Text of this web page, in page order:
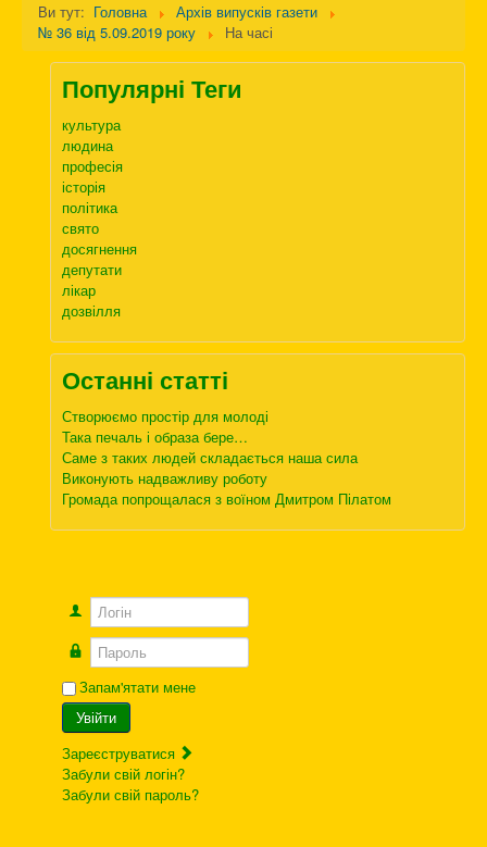
Ви тут: Головна
Архів випусків газети
№ 36 від 5.09.2019 року
На часі
Популярні Теги
культура
людина
професія
історія
політика
свято
досягнення
депутати
лікар
дозвілля
Останні статті
Створюємо простір для молоді
Така печаль і образа бере…
Саме з таких людей складається наша сила
Виконують надважливу роботу
Громада попрощалася з воїном Дмитром Пілатом
Логін
Пароль
Запам'ятати мене
Увійти
Зареєструватися
Забули свій логін?
Забули свій пароль?